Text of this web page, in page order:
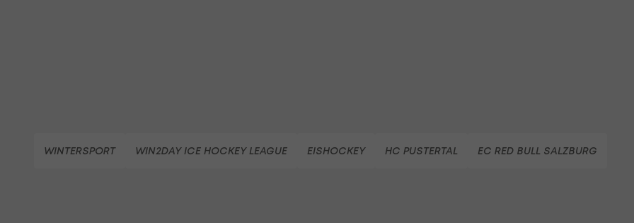
WINTERSPORT WIN2DAY ICE HOCKEY LEAGUE EISHOCKEY HC PUSTERTAL EC RED BULL SALZBURG